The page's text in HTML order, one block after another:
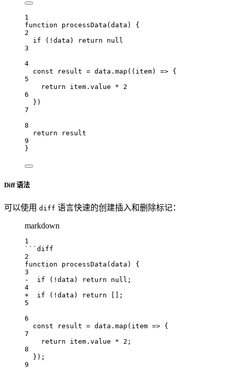
1
function
processData ( data ) {
2
if ( ! data ) return
null
3
4
const
result = data . map (( item) => {
5
return
item . value *
2
6
})
7
8
return
result
9
}
Diff 语法
可以使用 diff 语言快速的创建插入和删除标记：
markdown
1
```diff
2
function processData(data) {
3
-  if (!data) return null;
4
+  if (!data) return [];
5
6
const result = data.map(item => {
7
return item.value * 2;
8
});
9